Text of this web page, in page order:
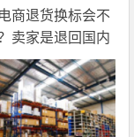
商退货换标会不
卖家是退回国内
直接处理？